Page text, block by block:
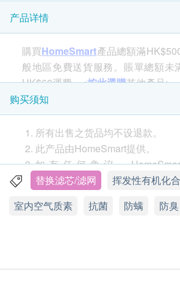
产品详情
購買HomeSmart產品總額滿
般地區免費送貨服務。賬單總額未
HK$60運費。<按此選購其他產品>
产品特性
OH–氢氧离子消毒补充液( 简称
是配合韩国制造的独特技术，氢
理，应运而生的WELLIS
机( 简称「 WELLIS 空气杀毒机
一个体积非常精致的OH 补充液
购买须知
所有出售之货品均不设退款。
此产品由HomeSmart提供。
如有任何争议，
health.ESDlife保留最终决议权。
送货
替换滤芯/滤网
挥发性有机化
室内空气质素
抗菌 防螨 防臭